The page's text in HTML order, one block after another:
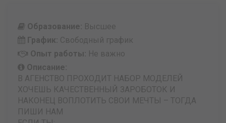
Образование: Высшее
График: Свободный график
Опыт работы: Не важно
Описание:
В АГЕНСТВО ПРОХОДИТ НАБОР МОДЕЛЕЙ
ХОЧЕШЬ КАЧЕСТВЕННЫЙ ЗАРОБОТОК И
НАКОНЕЦ ВОПЛОТИТЬ СВОИ МЕЧТЫ – ТОГДА
ПИШИ НАМ